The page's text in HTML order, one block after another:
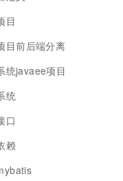
目
目前后端分离
统javaee项目
统
口
赖